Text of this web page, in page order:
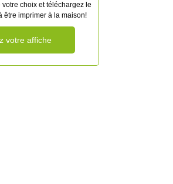
choix et téléchargez le
être imprimer à la maison!
votre affiche